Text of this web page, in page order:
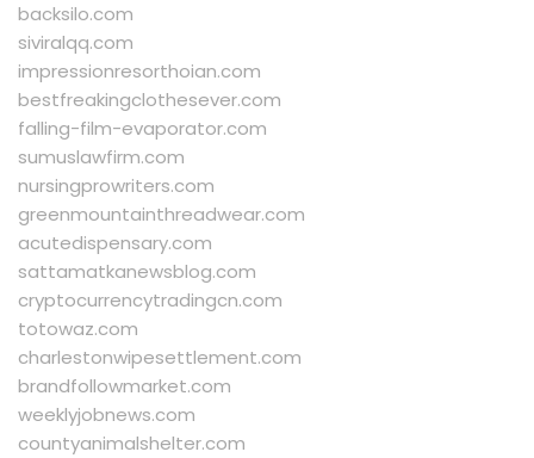
backsilo.com
siviralqq.com
impressionresorthoian.com
bestfreakingclothesever.com
falling-film-evaporator.com
sumuslawfirm.com
nursingprowriters.com
greenmountainthreadwear.com
acutedispensary.com
sattamatkanewsblog.com
cryptocurrencytradingcn.com
totowaz.com
charlestonwipesettlement.com
brandfollowmarket.com
weeklyjobnews.com
countyanimalshelter.com